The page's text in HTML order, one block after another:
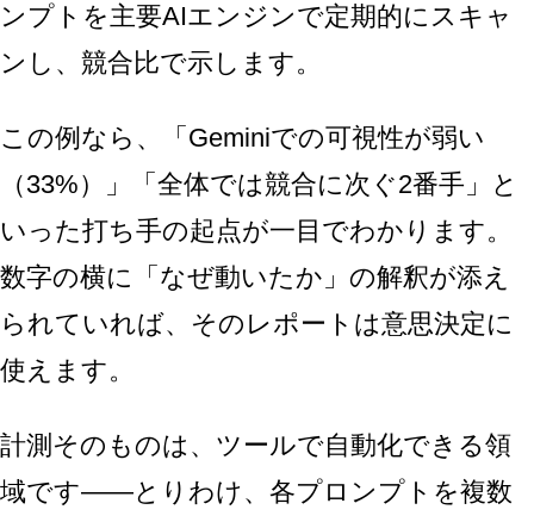
ンプトを主要AIエンジンで定期的にスキャ
ンし、競合比で示します。
この例なら、「Geminiでの可視性が弱い
（33%）」「全体では競合に次ぐ2番手」と
いった打ち手の起点が一目でわかります。
数字の横に「なぜ動いたか」の解釈が添え
られていれば、そのレポートは意思決定に
使えます。
計測そのものは、ツールで自動化できる領
域です——とりわけ、各プロンプトを複数